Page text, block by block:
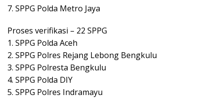
7. SPPG Polda Metro Jaya
Proses verifikasi – 22 SPPG
1. SPPG Polda Aceh
2. SPPG Polres Rejang Lebong Bengkulu
3. SPPG Polresta Bengkulu
4. SPPG Polda DIY
5. SPPG Polres Indramayu